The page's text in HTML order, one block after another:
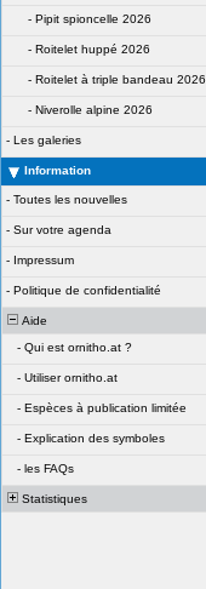
- Pipit spioncelle 2026
- Roitelet huppé 2026
- Roitelet à triple bandeau 2026
- Niverolle alpine 2026
- Les galeries
Information
- Toutes les nouvelles
- Sur votre agenda
- Impressum
- Politique de confidentialité
Aide
- Qui est ornitho.at ?
- Utiliser ornitho.at
- Espèces à publication limitée
- Explication des symboles
- les FAQs
Statistiques